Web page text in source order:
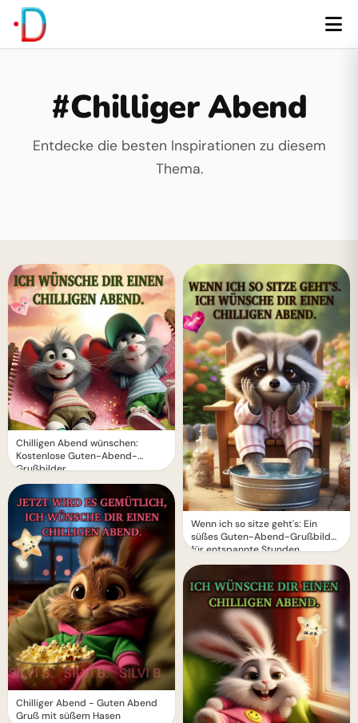
#Chilliger Abend
Entdecke die besten Inspirationen zu diesem
Thema.
Chilligen Abend wünschen:
Kostenlose Guten-Abend-
Grußbilder
Chilliger Abend - Guten Abend
Gruß mit süßem Hasen
Wenn ich so sitze geht's: Ein
süßes Guten-Abend-Grußbild
für entspannte Stunden